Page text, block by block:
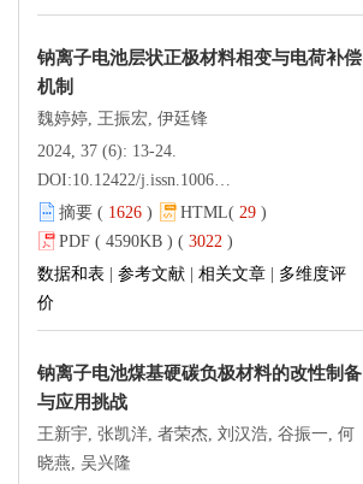
钠离子电池层状正极材料相变与电荷补偿
机制
魏婷婷, 王振宏, 伊廷锋
2024, 37 (6): 13-24.
DOI:10.12422/j.issn.1006-396X.2024.06.002
摘要 ( 1626 ) HTML( 29 )
PDF ( 4590KB ) ( 3022 )
数据和表
参考文献 相关文章
多维度评
价
钠离子电池煤基硬碳负极材料的改性制备
与应用挑战
王新宇, 张凯洋, 者荣杰, 刘汉浩, 谷振一, 何
晓燕, 吴兴隆